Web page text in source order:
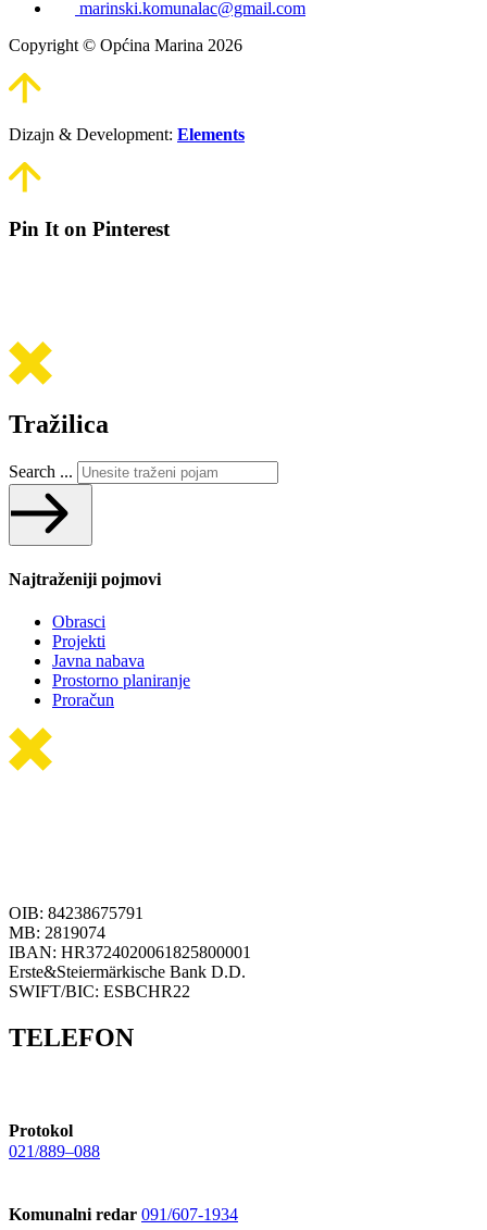
marinski.komunalac@gmail.com
Copyright © Općina Marina 2026
Dizajn & Development: Elements
Pin It on Pinterest
Tražilica
Search ...
Najtraženiji pojmovi
Obrasci
Projekti
Javna nabava
Prostorno planiranje
Proračun
OIB: 84238675791
MB: 2819074
IBAN: HR3724020061825800001
Erste&Steiermärkische Bank D.D.
SWIFT/BIC: ESBCHR22
TELEFON
Protokol
021/889–088
Komunalni redar 091/607-1934